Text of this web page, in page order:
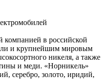
компанией в российской
и крупнейшим мировым
никеля, а также
и меди. «Норникель»
серебро, золото, иридий,